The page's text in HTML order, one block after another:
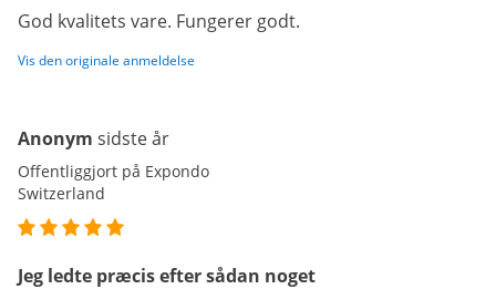
God kvalitets vare. Fungerer godt.
Vis den originale anmeldelse
Anonym sidste år
Offentliggjort på Expondo
Switzerland
Jeg ledte præcis efter sådan noget